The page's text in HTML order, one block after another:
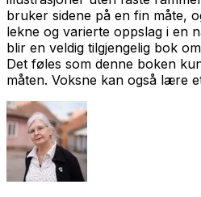
bruker sidene på en fin måte,
lekne og varierte oppslag i en
blir en veldig tilgjengelig bok
Det føles som denne boken
måten. Voksne kan også lære